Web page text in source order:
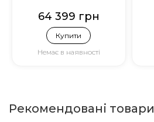
64 399 грн
Купити
Немає в наявності
Рекомендовані товари